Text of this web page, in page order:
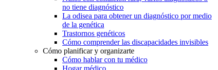
no tiene diagnóstico
La odisea para obtener un diagnóstico por medio
de la genética
Trastornos genéticos
Cómo comprender las discapacidades invisibles
Cómo planificar y organizarte
Cómo hablar con tu médico
Hogar médico